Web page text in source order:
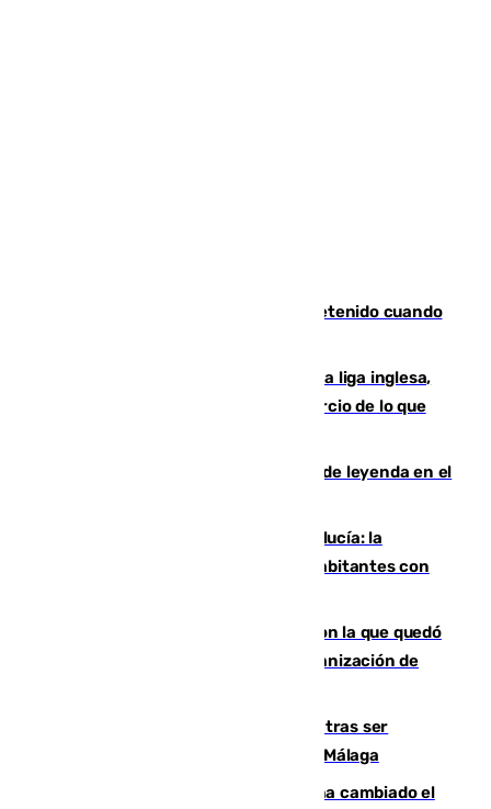
Mata a su expareja en Murcia y es detenido cuando
El Boreham Wood, equipo de la quinta liga inglesa,
rechaza una oferta equivalente a un tercio de lo que
La familia Hernangómez: un legado de leyenda en el
Nuevo récord de población en Andalucía: la
comunidad supera los 8,7 millones de habitantes con
Agrede sexualmente a una mujer con la que quedó
por Instagram: dos años prisión e indemnización de
Un turista de 17 años, hospitalizado tras ser
atropellado a propósito en el Centro de Málaga
De bocadillos a lentejas y pollo: así ha cambiado el